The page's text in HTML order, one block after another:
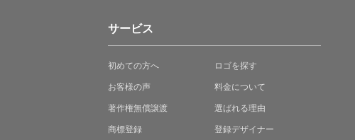
サービス
初めての方へ
ロゴを探す
お客様の声
料金について
著作権無償譲渡
選ばれる理由
商標登録
登録デザイナー